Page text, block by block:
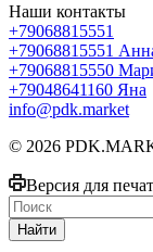
Наши контакты
+79068815551
+79068815551
+79068815550
+79048641160 Яна
info@pdk.market
© 2026
Версия для
Найти